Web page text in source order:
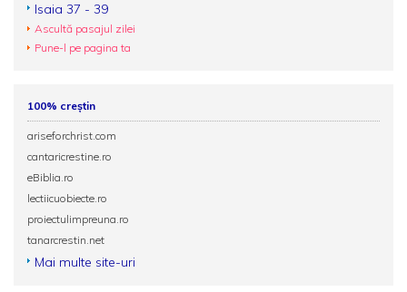
Isaia 37 - 39
Ascultă pasajul zilei
Pune-l pe pagina ta
100% creștin
ariseforchrist.com
cantaricrestine.ro
eBiblia.ro
lectiicuobiecte.ro
proiectulimpreuna.ro
tanarcrestin.net
Mai multe site-uri